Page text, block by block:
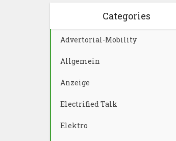
Categories
Advertorial-Mobility
Allgemein
Anzeige
Electrified Talk
Elektro